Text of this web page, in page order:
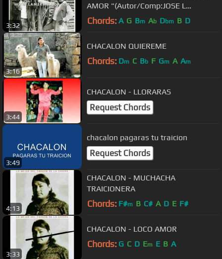
3:32
AMOR "(Autor/Comp:JOSE L
CARBALLO) La Nueva Crema
Chords: A G Bm Ab Dbm B D
3:16
CHACALON QUIEREME
Chords: Dm C Bb F Gm A Am
3:44
CHACALON - LLORARAS
Request Chords
3:49
chacalon pagaras tu traicion
Request Chords
4:13
CHACALON - MUCHACHA
TRAICIONERA
Chords: F#m B C# A D E F#
3:33
CHACALON - LOCO AMOR
Chords: G C D Em E B A